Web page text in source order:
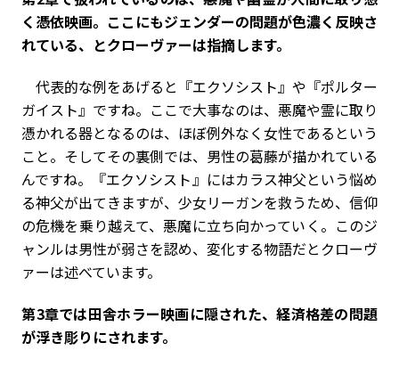
く憑依映画。ここにもジェンダーの問題が色濃く反映さ
れている、とクローヴァーは指摘します。
代表的な例をあげると『エクソシスト』や『ポルター
ガイスト』ですね。ここで大事なのは、悪魔や霊に取り
憑かれる器となるのは、ほぼ例外なく女性であるという
こと。そしてその裏側では、男性の葛藤が描かれている
んですね。『エクソシスト』にはカラス神父という悩め
る神父が出てきますが、少女リーガンを救うため、信仰
の危機を乗り越えて、悪魔に立ち向かっていく。このジ
ャンルは男性が弱さを認め、変化する物語だとクローヴ
ァーは述べています。
――第3章では田舎ホラー映画に隠された、経済格差の問題
が浮き彫りにされます。